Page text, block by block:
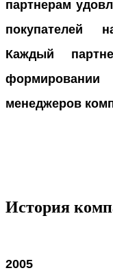
партнерам
покупателей
Каждый
менеджеров
История
2005